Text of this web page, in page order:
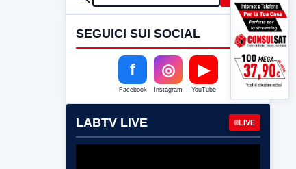
SEGUICI SUI SOCIAL
f
Facebook
◎
Instagram
▶
YouTube
LABTV LIVE LIVE